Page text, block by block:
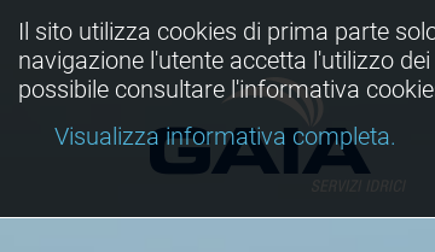
Il sito utilizza cookies di prima parte
navigazione l'utente accetta l'utilizzo
possibile consultare l'informativa
Visualizza informativa completa.